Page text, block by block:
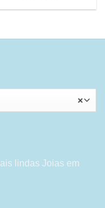
×
lindas Joias em